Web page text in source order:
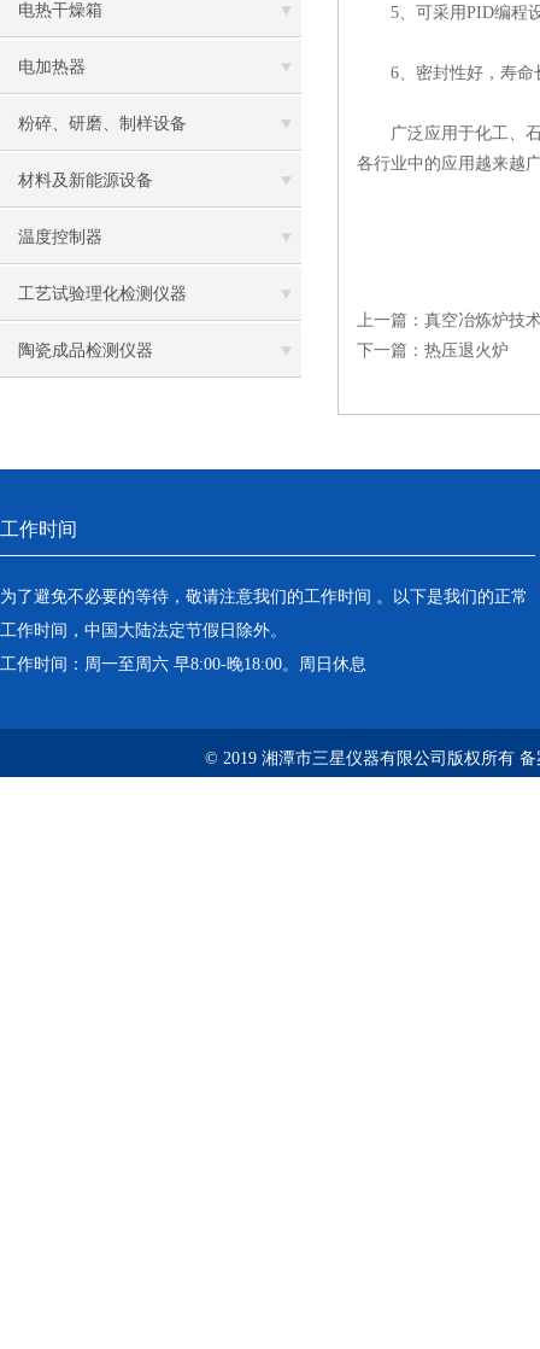
电热干燥箱
电加热器
粉碎、研磨、制样设备
材料及新能源设备
温度控制器
工艺试验理化检测仪器
陶瓷成品检测仪器
5、可采用PID编程
6、密封性好，寿命
广泛应用于化工、石
各行业中的应用越来越
上一篇： 真空冶炼炉技
下一篇： 热压退火炉
工作时间
为了避免不必要的等待，敬请注意我们的工作时间 。以下是我们的正常
工作时间，中国大陆法定节假日除外。
工作时间：周一至周六 早8:00-晚18:00。周日休息
© 2019 湘潭市三星仪器有限公司版权所有 备